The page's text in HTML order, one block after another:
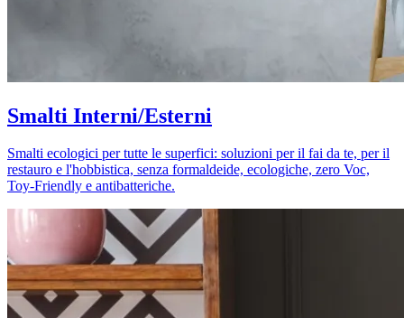
Smalti Interni/Esterni
Smalti ecologici per tutte le superfici: soluzioni per il fai da te, per il
restauro e l'hobbistica, senza formaldeide, ecologiche, zero Voc,
Toy-Friendly e antibatteriche.